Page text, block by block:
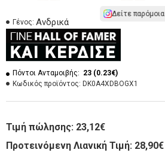
Δείτε παρόμοια
Γένος: Ανδρικά
Πόντοι Ανταμοιβής: 23 (0.23€)
Κωδικός προϊόντος: DK0A4XDBOGX1
Τιμή πώλησης: 23,12€
Προτεινόμενη Λιανική Τιμή: 28,90€